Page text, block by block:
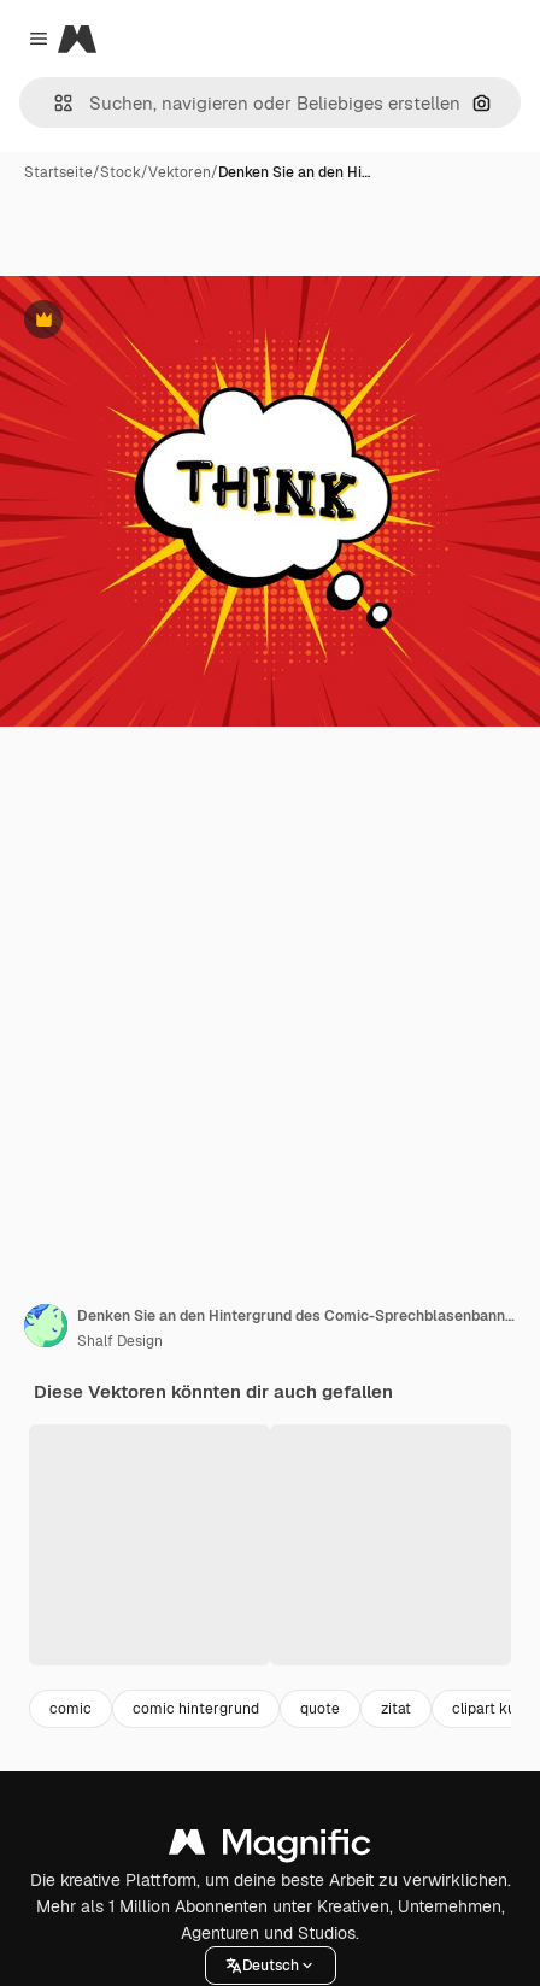
Close menu
Magnific
Nach
Startseite/Stock/Vektoren/Denken Sie an den Hi…
Premium
Denken Sie an den Hintergrund des Comic-Sprechblasenbanners
Shalf Design
Diese Vektoren könnten dir auch gefallen
comic comic hintergrund quote zitat clipart kunst
Die kreative Plattform, um deine beste Arbeit zu verwirklichen.
Mehr als 1 Million Abonnenten unter Kreativen, Unternehmen,
Agenturen und Studios.
Deutsch